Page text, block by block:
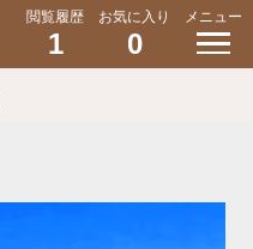
閲覧履歴
1
お気に入り
0
メニュー